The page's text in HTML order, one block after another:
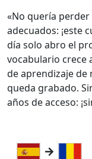
«No quería
adecuados: ¡este
día solo abro el
vocabulario crece
de aprendizaje de
queda grabado.
años de acceso: